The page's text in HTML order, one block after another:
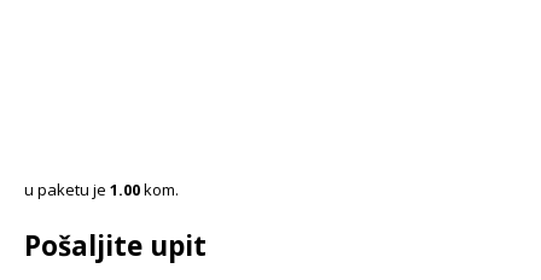
u paketu je 1.00kom.
Pošaljite upit